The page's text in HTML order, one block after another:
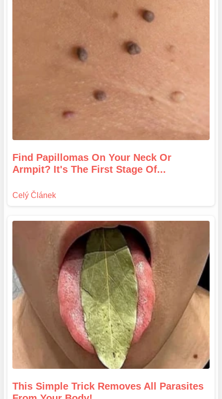
Find Papillomas On Your Neck Or
Armpit? It's The First Stage Of...
This Simple Trick Removes All Parasites